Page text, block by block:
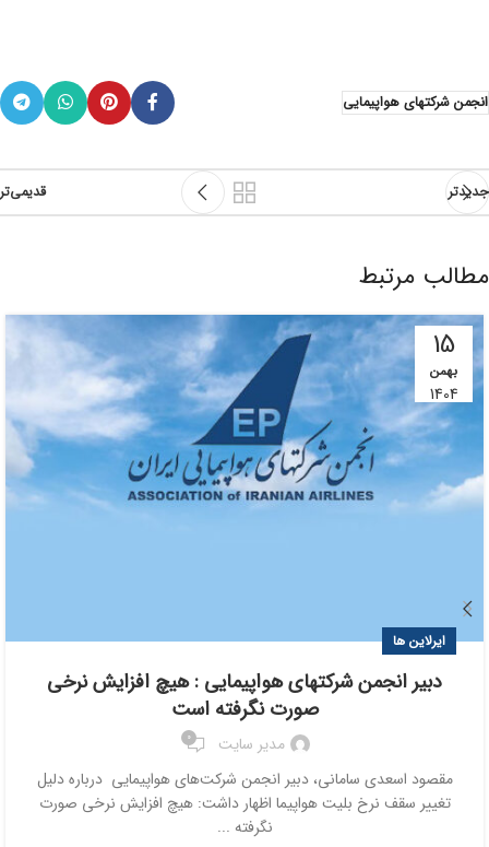
انجمن شرکتهای هواپیمایی
جدیدتر قدیمی‌تر
مطالب مرتبط
15
بهمن
1404
ایرلاین ها
دبیر انجمن شرکتهای هواپیمایی : هیچ افزایش نرخی
صورت نگرفته است
مدیر سایت 0
مقصود اسعدی سامانی، دبیر انجمن شرکت‌های هواپیمایی درباره دلیل
تغییر سقف نرخ بلیت هواپیما اظهار داشت: هیچ افزایش نرخی صورت
نگرفته ...